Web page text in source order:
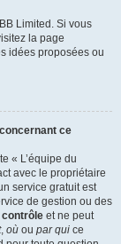
Limited. Si vous
la page
idées proposées ou
ce
« L’équipe du
avec le propriétaire
service gratuit est
de gestion ou des
contrôle et ne peut
, où ou par qui ce